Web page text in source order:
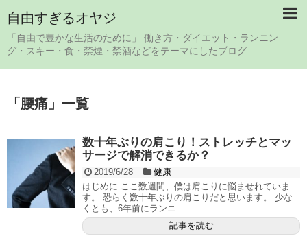
自由すぎるオヤジ
「自由で豊かな生活のために」 働き方・ダイエット・ランニン
グ・スキー・食・禁煙・禁酒などをテーマにしたブログ
「 腰痛 」 一覧
数十年ぶりの肩こり！ストレッチとマッ
サージで解消できるか？
2019/6/28
健康
はじめに ここ数週間、僕は肩こりに悩ませれていま
す。 恐らく数十年ぶりの肩こりだと思います。 少な
くとも、6年前にランニ...
記事を読む